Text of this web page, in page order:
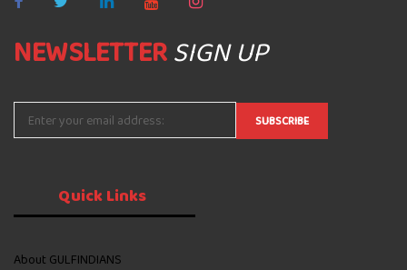
NEWSLETTERSIGN UP
QuickLinks
About GULFINDIANS